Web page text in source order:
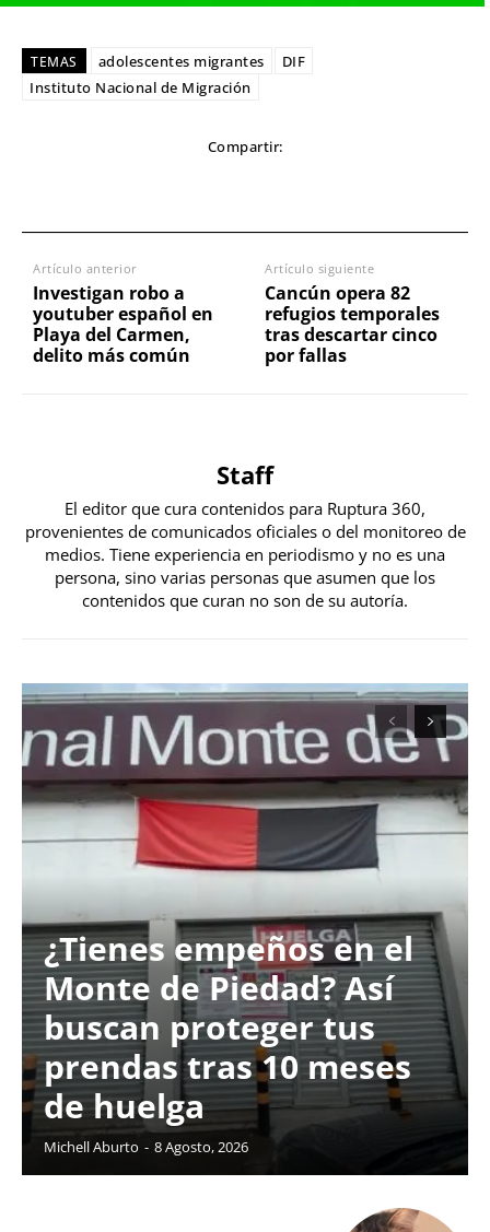
TEMAS adolescentes migrantes
DIF
Instituto Nacional de Migración
Compartir:
Artículo anterior
Investigan robo a
youtuber español en
Playa del Carmen,
delito más común
Artículo siguiente
Cancún opera 82
refugios temporales
tras descartar cinco
por fallas
Staff
El editor que cura contenidos para Ruptura 360,
provenientes de comunicados oficiales o del monitoreo de
medios. Tiene experiencia en periodismo y no es una
persona, sino varias personas que asumen que los
contenidos que curan no son de su autoría.
¿Tienes empeños en el
Monte de Piedad? Así
buscan proteger tus
prendas tras 10 meses
de huelga
Michell Aburto - 8 Agosto, 2026